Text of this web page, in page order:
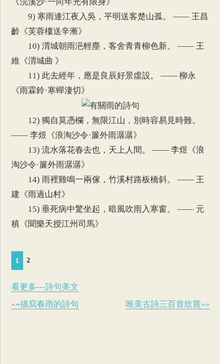
《浣溪沙·一向年光有限身》
9) 寒雨連江夜入吳，平明送客楚山孤。 —— 王昌
齡《芙蓉樓送辛漸》
10) 渭城朝雨浥輕塵，客舍青青柳色新。 —— 王
維《渭城曲 》
11) 此去經年，應是良辰好景虛設。 —— 柳永
《雨霖鈴·寒蟬淒切》
12) 獨自莫憑欄，無限江山，別時容易見時難。
—— 李煜《浪淘沙令·簾外雨潺潺》
13) 流水落花春去也，天上人間。 —— 李煜《浪
淘沙令·簾外雨潺潺》
14) 雨裡雞鳴一兩傢，竹溪村路板橋斜。 —— 王
建《雨過山村》
15) 垂死病中驚坐起，暗風吹雨入寒窗。 —— 元
稹《聞樂天授江州司馬》
1 2
看更多---詩句美文
««描寫春雨的詩句
唯美古詩三百首欣賞»»